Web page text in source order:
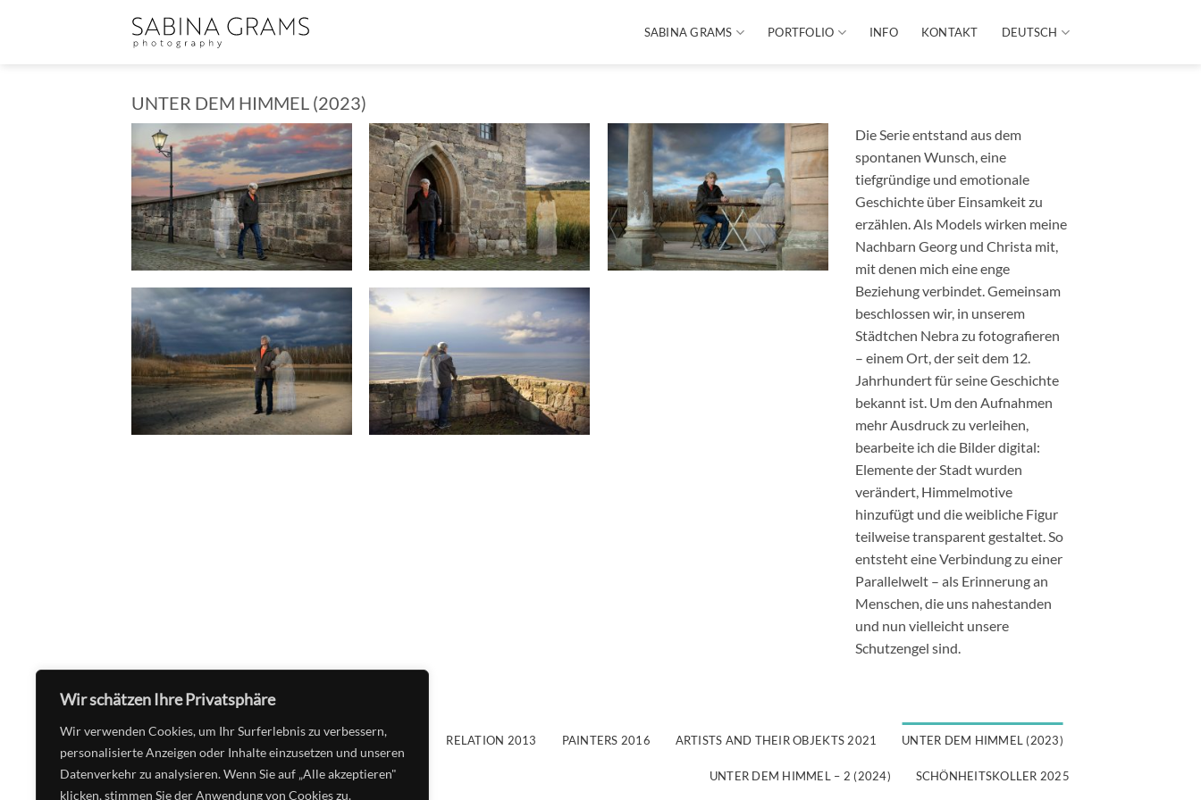
Wir schätzen Ihre Privatsphäre
Wir verwenden Cookies, um Ihr Surferlebnis zu verbessern,
personalisierte Anzeigen oder Inhalte einzusetzen und unseren
Datenverkehr zu analysieren. Wenn Sie auf „Alle akzeptieren"
klicken, stimmen Sie der Anwendung von Cookies zu.
SABINA GRAMS PORTFOLIO INFO KONTAKT DEUTSCH
UNTER DEM HIMMEL (2023)
Die Serie entstand aus dem
spontanen Wunsch, eine
tiefgründige und emotionale
Geschichte über Einsamkeit zu
erzählen. Als Models wirken meine
Nachbarn Georg und Christa mit,
mit denen mich eine enge
Beziehung verbindet. Gemeinsam
beschlossen wir, in unserem
Städtchen Nebra zu fotografieren
– einem Ort, der seit dem 12.
Jahrhundert für seine Geschichte
bekannt ist. Um den Aufnahmen
mehr Ausdruck zu verleihen,
bearbeite ich die Bilder digital:
Elemente der Stadt wurden
verändert, Himmelmotive
hinzufügt und die weibliche Figur
teilweise transparent gestaltet. So
entsteht eine Verbindung zu einer
Parallelwelt – als Erinnerung an
Menschen, die uns nahestanden
und nun vielleicht unsere
Schutzengel sind.
THE WORLD IN MY EYES 2005 HEROES 2007 RELATION 2013 PAINTERS 2016 ARTISTS AND THEIR OBJEKTS 2021 UNTER DEM HIMMEL (2023)
UNTER DEM HIMMEL – 2 (2024) SCHÖNHEITSKOLLER 2025